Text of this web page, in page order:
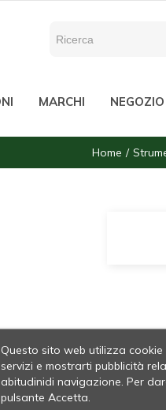
MARCHI
Home
Questo sito web utilizza
servizi e mostrarti pubblicità
abitudinidi navigazione. Per
pulsante Accetta.